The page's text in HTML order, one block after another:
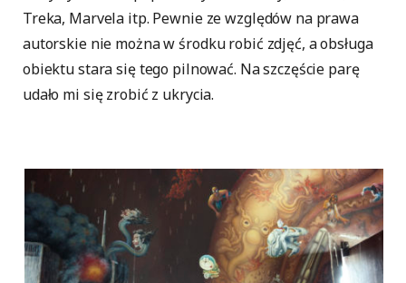
Treka, Marvela itp. Pewnie ze względów na prawa
autorskie nie można w środku robić zdjęć, a obsługa
obiektu stara się tego pilnować. Na szczęście parę
udało mi się zrobić z ukrycia.